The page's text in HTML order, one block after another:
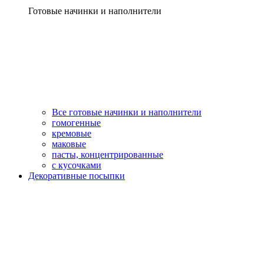
Готовые начинки и наполнители
Все готовые начинки и наполнители
гомогенные
кремовые
маковые
пасты, концентрированные
с кусочками
Декоративные посыпки